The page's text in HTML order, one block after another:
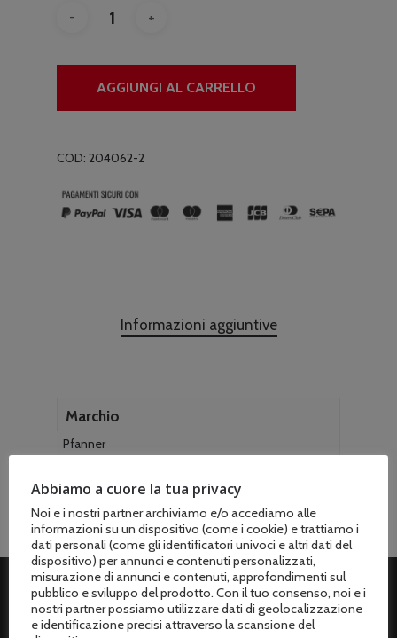
AGGIUNGI AL CARRELLO
COD: 204062-2
Informazioni aggiuntive
Marchio
Pfanner
ASSISTENZA CLIENTI
Abbiamo a cuore la tua privacy
Noi e i nostri partner archiviamo e/o accediamo alle
informazioni su un dispositivo (come i cookie) e trattiamo i
dati personali (come gli identificatori univoci e altri dati del
dispositivo) per annunci e contenuti personalizzati,
misurazione di annunci e contenuti, approfondimenti sul
pubblico e sviluppo del prodotto. Con il tuo consenso, noi e i
nostri partner possiamo utilizzare dati di geolocalizzazione
e identificazione precisi attraverso la scansione del